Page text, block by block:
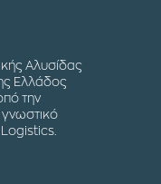
Αλυσίδας
Ελλάδος
την
Logistics.